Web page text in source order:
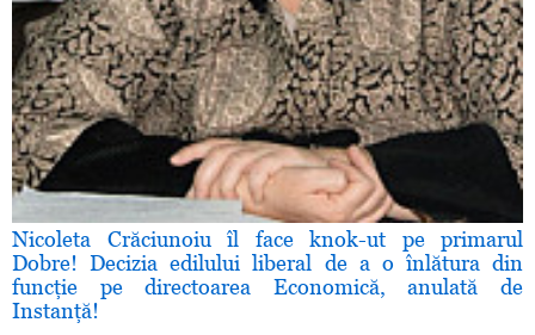
Nicoleta Crăciunoiu îl face knok-ut pe primarul
Dobre! Decizia edilului liberal de a o înlătura din
funcţie pe directoarea Economică, anulată de
Instanţă!